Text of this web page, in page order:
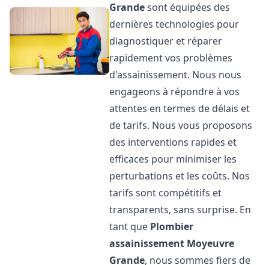
Grandesont équipées des
dernières technologies pour
diagnostiquer et réparer
rapidement vos problèmes
d'assainissement. Nous nous
engageons à répondre à vos
attentes en termes de délais et
de tarifs. Nous vous proposons
des interventions rapides et
efficaces pour minimiser les
perturbations et les coûts. Nos
tarifs sont compétitifs et
transparents, sans surprise. En
tant que Plombier
assainissement Moyeuvre
Grande, nous sommes fiers de